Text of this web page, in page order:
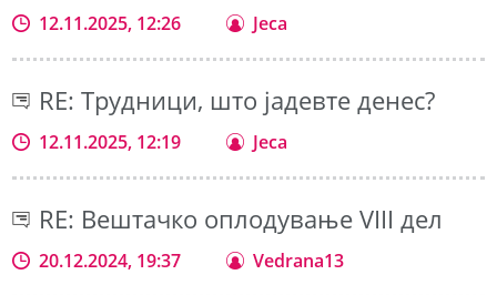
12.11.2025, 12:26 Jeca
RE: Трудници, што јадевте денес?
12.11.2025, 12:19 Jeca
RE: Вештачко оплодување VIII дел
20.12.2024, 19:37 Vedrana13